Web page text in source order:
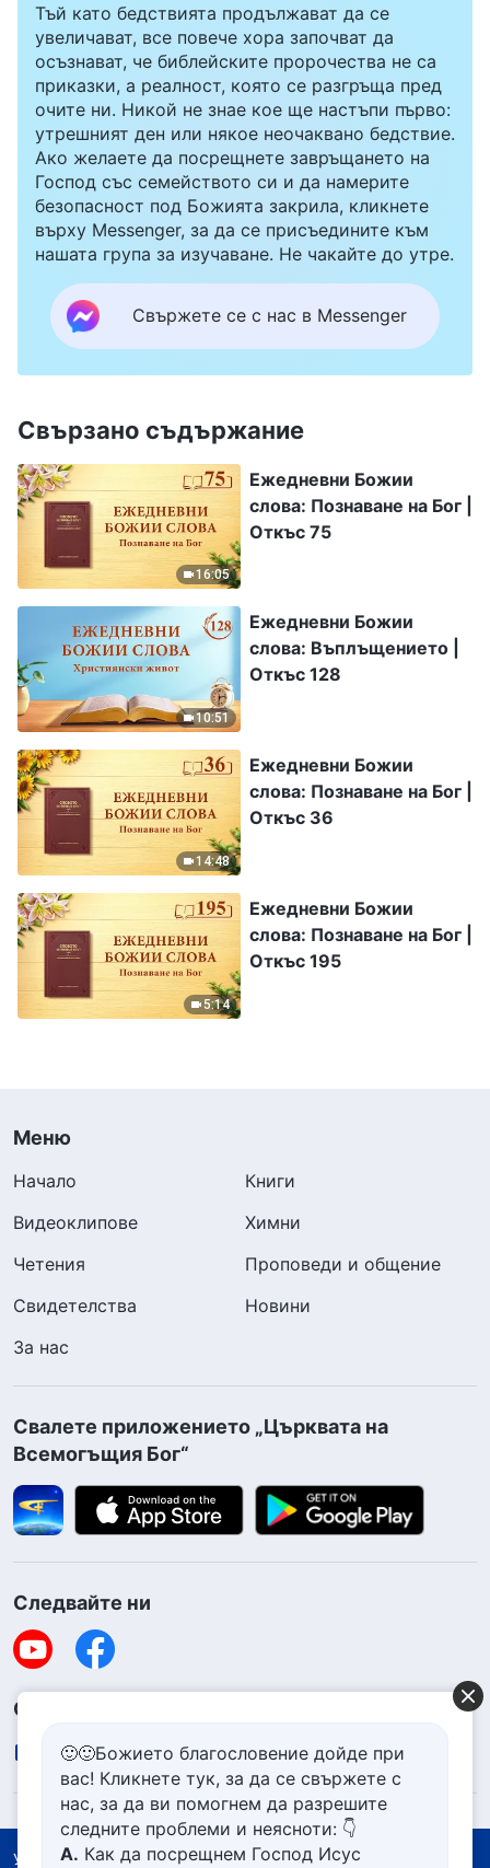
Тъй като бедствията продължават да се
увеличават, все повече хора започват да
осъзнават, че библейските пророчества не са
приказки, а реалност, която се разгръща пред
очите ни. Никой не знае кое ще настъпи първо:
утрешният ден или някое неочаквано бедствие.
Ако желаете да посрещнете завръщането на
Господ със семейството си и да намерите
безопасност под Божията закрила, кликнете
върху Messenger, за да се присъедините към
нашата група за изучаване. Не чакайте до утре.
Свържете се с нас в Messenger
Свързано съдържание
16:05
Ежедневни Божии
слова: Познаване на Бог |
Откъс 75
10:51
Ежедневни Божии
слова: Въплъщението |
Откъс 128
14:48
Ежедневни Божии
слова: Познаване на Бог |
Откъс 36
5:14
Ежедневни Божии
слова: Познаване на Бог |
Откъс 195
Меню
Начало
Книги
Видеоклипове
Химни
Четения
Проповеди и общение
Свидетелства
Новини
За нас
Свалете приложението „Църквата на
Всемогъщия Бог“
Следвайте ни
Свържете се с нас
contact.bg@godfootsteps.org
Условия за ползване
🙂🙂Божието благословение дойде при
вас! Кликнете тук, за да се свържете с
нас, за да ви помогнем да разрешите
следните проблеми и неясноти: 👇
А. Как да посрещнем Господ Исус